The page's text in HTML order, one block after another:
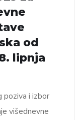
od
lipnja
poziva i izbor
višednevne